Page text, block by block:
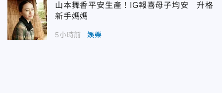
山本舞香平安生產！IG報喜母子均安 升格
新手媽媽
5小時前 娛樂